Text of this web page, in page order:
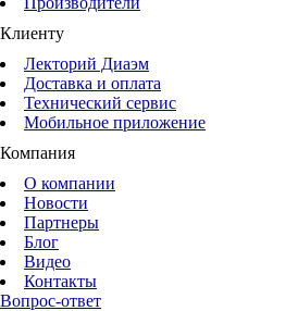
Клиенту
Лекторий Диаэм
Доставка и оплата
Технический сервис
Мобильное приложение
Компания
О компании
Новости
Партнеры
Блог
Видео
Контакты
Вопрос-ответ